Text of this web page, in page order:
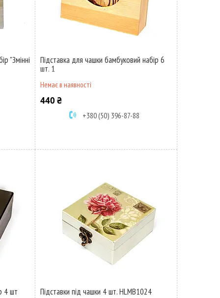
"Змінні
Підставка для чашки бамбуковий набір 6
шт. 1
Немає в наявності
440 ₴
+380 (50) 396-87-88
4 шт Підставки під чашки 4 шт. HLMB1024